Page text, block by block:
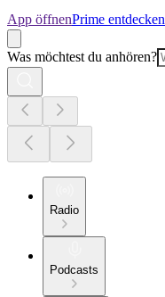
App öffnenPrime entdecken
Was möchtest du anhören?
Radio
Podcasts